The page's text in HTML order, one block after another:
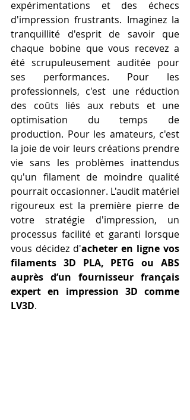
expérimentations et des échecs
d'impression frustrants. Imaginez la
tranquillité d'esprit de savoir que
chaque bobine que vous recevez a
été scrupuleusement auditée pour
ses performances. Pour les
professionnels, c'est une réduction
des coûts liés aux rebuts et une
optimisation du temps de
production. Pour les amateurs, c'est
la joie de voir leurs créations prendre
vie sans les problèmes inattendus
qu'un filament de moindre qualité
pourrait occasionner. L'audit matériel
rigoureux est la première pierre de
votre stratégie d'impression, un
processus facilité et garanti lorsque
vous décidez d'acheter en ligne vos
filaments 3D PLA, PETG ou ABS
auprès d’un fournisseur français
expert en impression 3D comme
LV3D.